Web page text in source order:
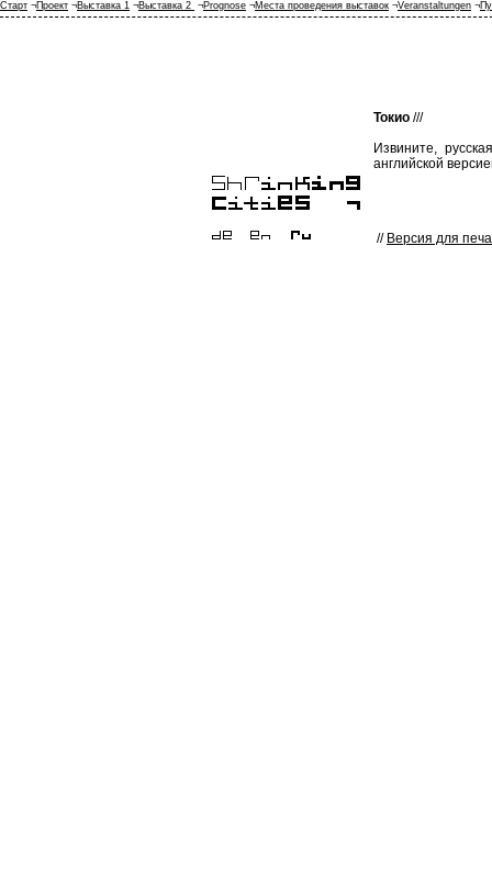
Токио ///
Извините,
английской
// Версия для
Старт ¬Проект ¬Выставка 1 ¬Выставка 2 ¬Prognose ¬Места проведения выставок ¬Veranstaltungen ¬